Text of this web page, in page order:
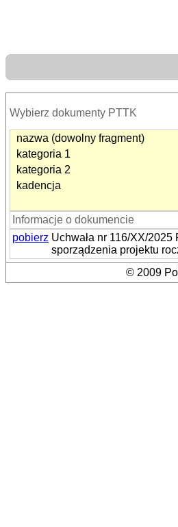
Wybierz dokumenty PTTK
nazwa (dowolny fragment)
kategoria 1
kategoria 2
kadencja
Informacje o dokumencie
pobierz Uchwała nr 116/XX/
sporządzenia projektu
© 2009